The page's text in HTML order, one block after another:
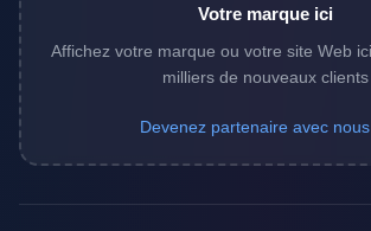
Votre marque ici
Affichez votre marque ou votre site Web
milliers de nouveaux clients
Devenez partenaire avec